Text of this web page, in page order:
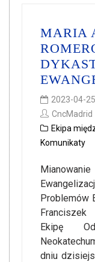
MARIA
2023-04-25
CncMadrid
Ekipa
Komunikaty
Problemów
Ekipę
dniu